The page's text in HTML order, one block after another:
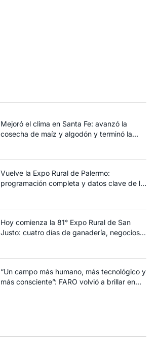
Mejoró el clima en Santa Fe: avanzó la
cosecha de maíz y algodón y terminó la
Vuelve la Expo Rural de Palermo:
programación completa y datos clave de la
Hoy comienza la 81° Expo Rural de San
Justo: cuatro días de ganadería, negocios y
“Un campo más humano, más tecnológico y
más consciente”: FARO volvió a brillar en